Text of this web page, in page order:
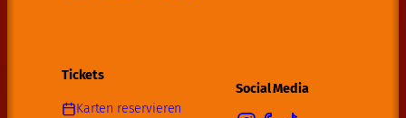
Tickets
Karten reservieren
Social Media